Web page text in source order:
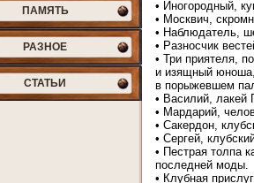
ПАМЯТЬ
РАЗНОЕ
СТАТЬИ
• Иногородный,
• Москвич,
• Наблюдатель,
• Разносчик
• Три приятеля,
и изящный
в порыжевшем
• Василий, лакей
• Мардарий,
• Сакердон,
• Сергей,
• Пестрая толпа
последней моды.
• Клубная